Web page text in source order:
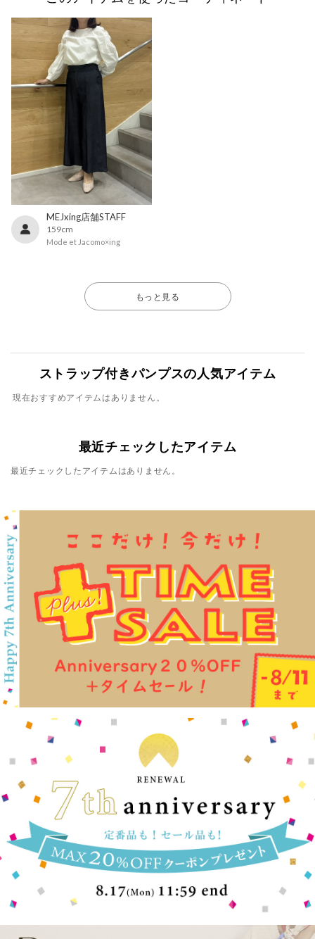
MEJxing店舗STAFF
159cm
Mode et Jacomo×ing
もっと見る
ストラップ付きパンプスの人気アイテム
現在おすすめアイテムはありません。
最近チェックしたアイテム
最近チェックしたアイテムはありません。